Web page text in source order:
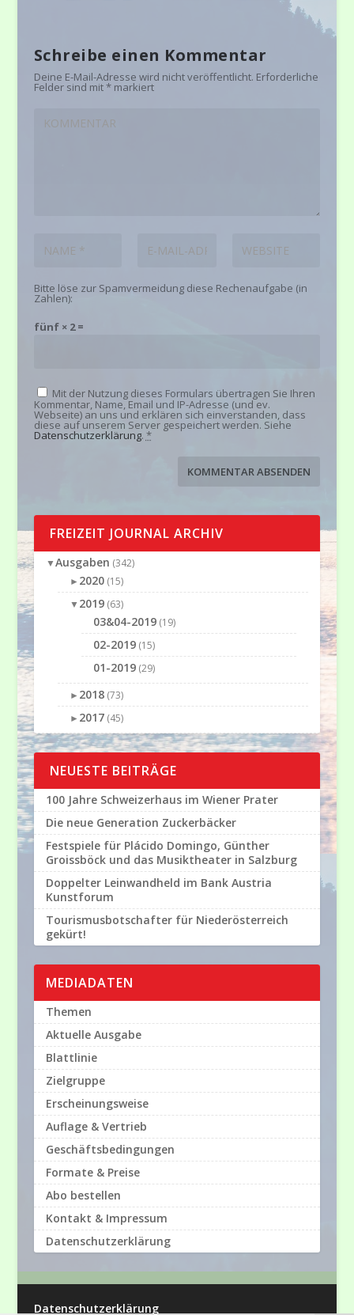
Schreibe einen Kommentar
Deine E-Mail-Adresse wird nicht veröffentlicht. Erforderliche
Felder sind mit*markiert
Bitte löse zur Spamvermeidung diese Rechenaufgabe (in
Zahlen):
fünf × 2 =
Mit der Nutzung dieses Formulars übertragen Sie Ihren
Kommentar, Name, Email und IP-Adresse (und ev.
Webseite) an uns und erklären sich einverstanden, dass
diese auf unserem Server gespeichert werden. Siehe
Datenschutzerklärung. *
FREIZEIT JOURNAL ARCHIV
▼Ausgaben (342)
► 2020(15)
▼2019(63)
03&04-2019(19)
02-2019(15)
01-2019(29)
► 2018(73)
► 2017(45)
NEUESTE BEITRÄGE
100 Jahre Schweizerhaus im Wiener Prater
Die neue Generation Zuckerbäcker
Festspiele für Plácido Domingo, Günther
Groissböck und das Musiktheater in Salzburg
Doppelter Leinwandheld im Bank Austria
Kunstforum
Tourismusbotschafter für Niederösterreich
gekürt!
MEDIADATEN
Themen
Aktuelle Ausgabe
Blattlinie
Zielgruppe
Erscheinungsweise
Auflage & Vertrieb
Geschäftsbedingungen
Formate & Preise
Abo bestellen
Kontakt & Impressum
Datenschutzerklärung
Datenschutzerklärung